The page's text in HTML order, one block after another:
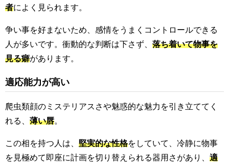
者によく見られます。
争い事を好まないため、感情をうまくコントロールできる
人が多いです。衝動的な判断は下さず、 落ち着いて物事を
見る癖があります。
適応能力が高い
爬虫類顔のミステリアスさや魅惑的な魅力を引き立ててく
れる、 薄い唇。
この相を持つ人は、 堅実的な性格をしていて、冷静に物事
を見極めて即座に計画を切り替えられる器用さがあり、 適